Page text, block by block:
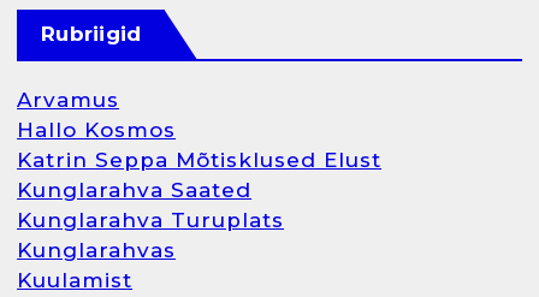
Rubriigid
Arvamus
Hallo Kosmos
Katrin Seppa Mõtisklused Elust
Kunglarahva Saated
Kunglarahva Turuplats
Kunglarahvas
Kuulamist